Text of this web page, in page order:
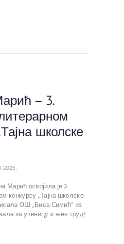
– 3.
школске
2025.
Марић освојила је 3.
конкурсу „Тајна школске
ОШ „Биса Симић“ из
за ученицу и њен труд!